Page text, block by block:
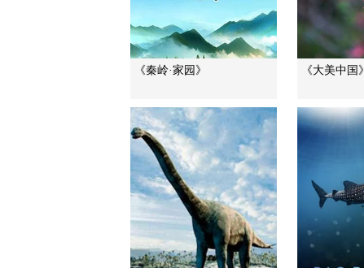
《秦岭·家园》 《大美中国》